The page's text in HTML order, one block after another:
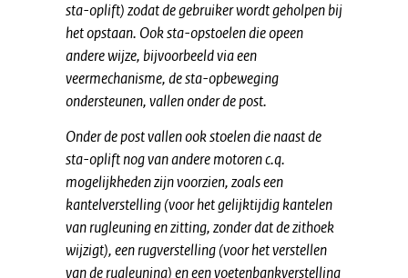
sta-oplift) zodat de gebruiker wordt geholpen bij
het opstaan. Ook sta-opstoelen die opeen
andere wijze, bijvoorbeeld via een
veermechanisme, de sta-opbeweging
ondersteunen, vallen onder de post.
Onder de post vallen ook stoelen die naast de
sta-oplift nog van andere motoren c.q.
mogelijkheden zijn voorzien, zoals een
kantelverstelling (voor het gelijktijdig kantelen
van rugleuning en zitting, zonder dat de zithoek
wijzigt), een rugverstelling (voor het verstellen
van de rugleuning) en een voetenbankverstelling